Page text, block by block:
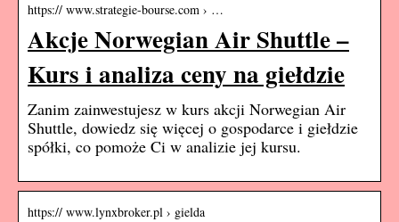
https:// www.strategie-bourse.com › …
Akcje Norwegian Air Shuttle –
Kurs i analiza ceny na giełdzie
Zanim zainwestujesz w kurs akcji Norwegian Air
Shuttle, dowiedz się więcej o gospodarce i giełdzie
spółki, co pomoże Ci w analizie jej kursu.
https:// www.lynxbroker.pl › gielda